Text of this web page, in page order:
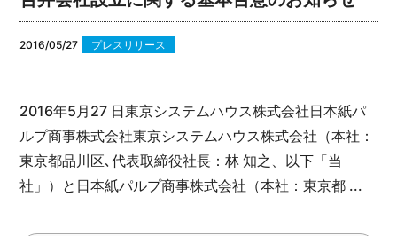
2016/05/27 プレスリリース
2016年5月27 日東京システムハウス株式会社日本紙パ
ルプ商事株式会社東京システムハウス株式会社（本社：
東京都品川区､代表取締役社長：林 知之、以下「当
社」）と日本紙パルプ商事株式会社（本社：東京都 ...